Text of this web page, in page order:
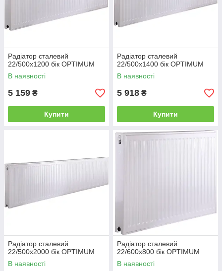
Радіатор сталевий
22/500х1200 бік OPTIMUM
В наявності
5 159 ₴
Купити
Радіатор сталевий
22/500х1400 бік OPTIMUM
В наявності
5 918 ₴
Купити
Радіатор сталевий
22/500х2000 бік OPTIMUM
В наявності
Радіатор сталевий
22/600x800 бік OPTIMUM
В наявності